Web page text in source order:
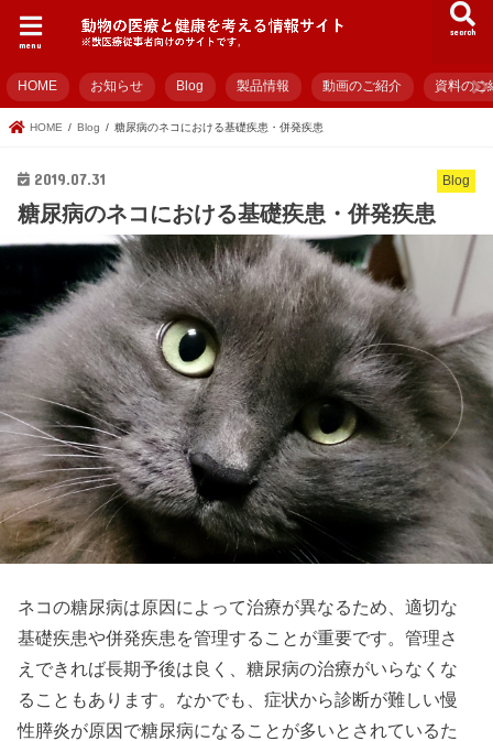
search
menu
HOME お知らせ Blog 製品情報 動画のご紹介 資料のご
HOME Blog 糖尿病のネコにおける基礎疾患・併発疾患
Blog
2019.07.31
糖尿病のネコにおける基礎疾患・併発疾患
ネコの糖尿病は原因によって治療が異なるため、適切な
基礎疾患や併発疾患を管理することが重要です。管理さ
えできれば長期予後は良く、糖尿病の治療がいらなくな
ることもあります。なかでも、症状から診断が難しい慢
性膵炎が原因で糖尿病になることが多いとされているた